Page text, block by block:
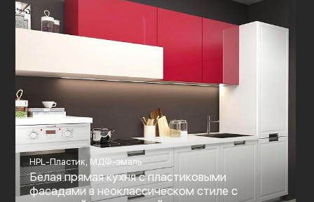
HPL-Пластик, МДФ-эмаль
Белая прямая кухня с пластиковыми
фасадами в неоклассическом стиле c